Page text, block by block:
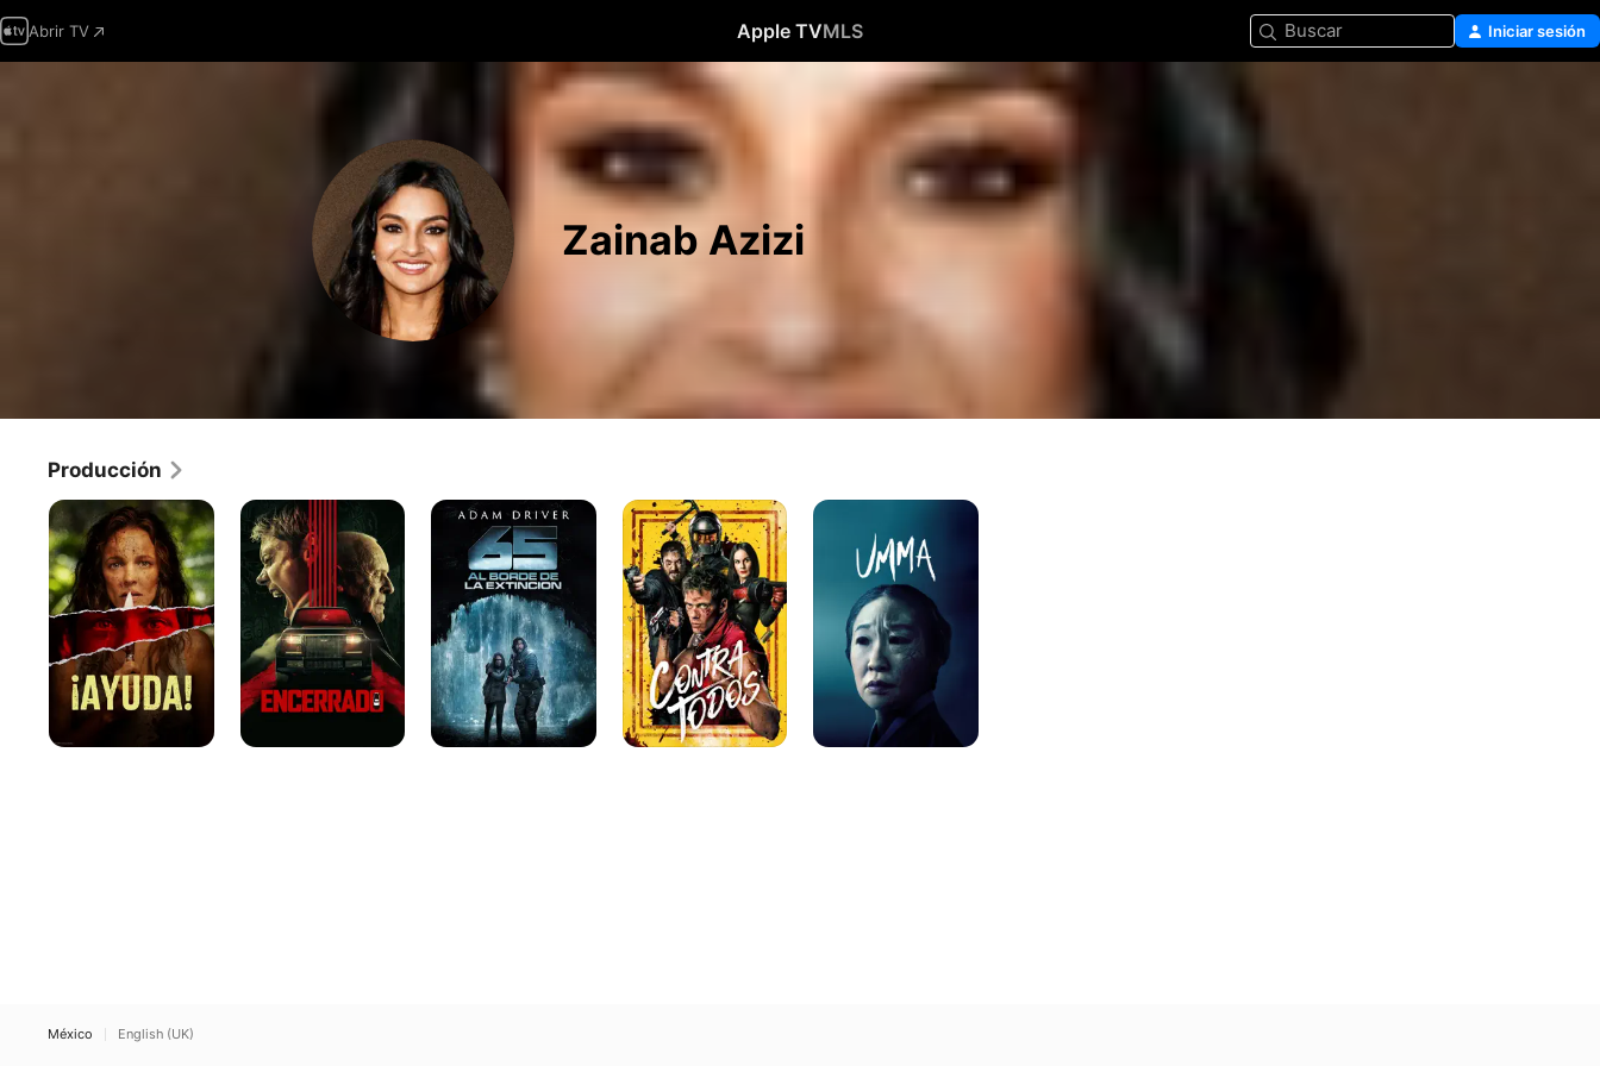
Abrir TV Apple TVMLS Buscar Iniciar sesión
Zainab Azizi
Producción
¡Ayuda! Encerrado
65:
Borde
Extinción
Contra
Todos
Umma
México English (UK)